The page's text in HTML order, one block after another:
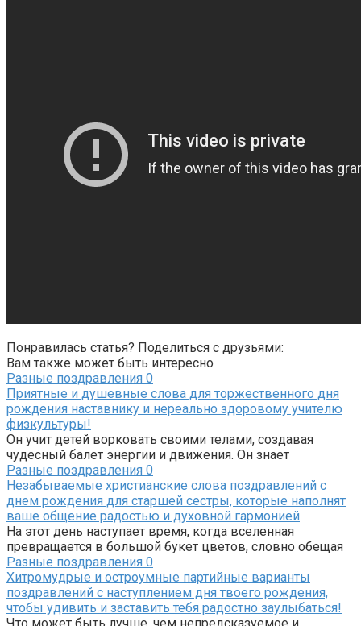
Понравилась статья? Поделиться с друзьями:
Вам также может быть интересно
Разные поздравления 0
Приятные и душевные слова для торжественного дня
рождения наставнику и нереально здоровому учителю
физкультуры!
Он учит детей ворковать своими телами, создавая
чудесный балет энергии и движения. Он знает
Разные поздравления 0
Незабываемые христианские слова поздравлений с
днем рождения для старшей сестры, которые наполнят
ваше общение радостью и духовной гармонией
На этот день наступает время, когда вселенная
превращается в большой букет цветов, словно обещая
Разные поздравления 0
Хитромудрые и остроумные партийные варианты
поздравлений с наступлением дня твоего рождения,
чтобы удивить и заставить тебя радостно заулыбаться!